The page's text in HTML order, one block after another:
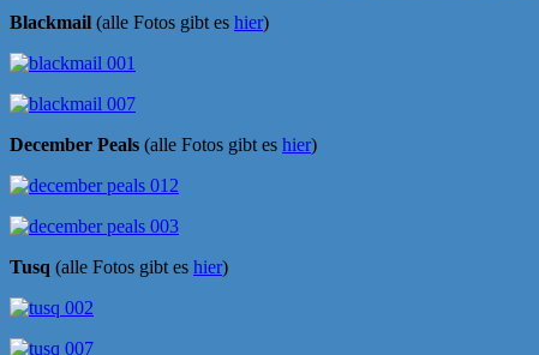
Blackmail (alle Fotos gibt es hier)
December Peals (alle Fotos gibt es hier)
Tusq (alle Fotos gibt es hier)